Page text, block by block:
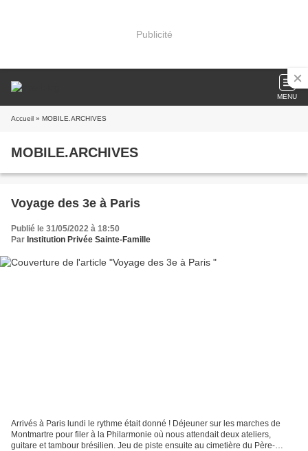
Publicité
MENU
Accueil » MOBILE.ARCHIVES
MOBILE.ARCHIVES
Voyage des 3e à Paris
Publié le 31/05/2022 à 18:50
Par Institution Privée Sainte-Famille
Arrivés à Paris lundi le rythme était donné ! Déjeuner sur les marches de
Montmartre pour filer à la Philarmonie où nous attendait deux ateliers,
guitare et tambour brésilien. Jeu de piste ensuite au cimetière du Père-